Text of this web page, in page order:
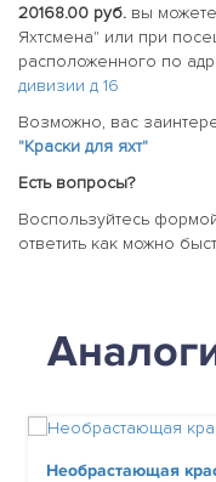
20168.00 руб. вы
Яхтсмена" или при
расположенного по
дивизии д 16
Возможно, вас
"Краски для яхт"
Есть вопросы?
Воспользуйтесь
ответить как можно
Необрастающая